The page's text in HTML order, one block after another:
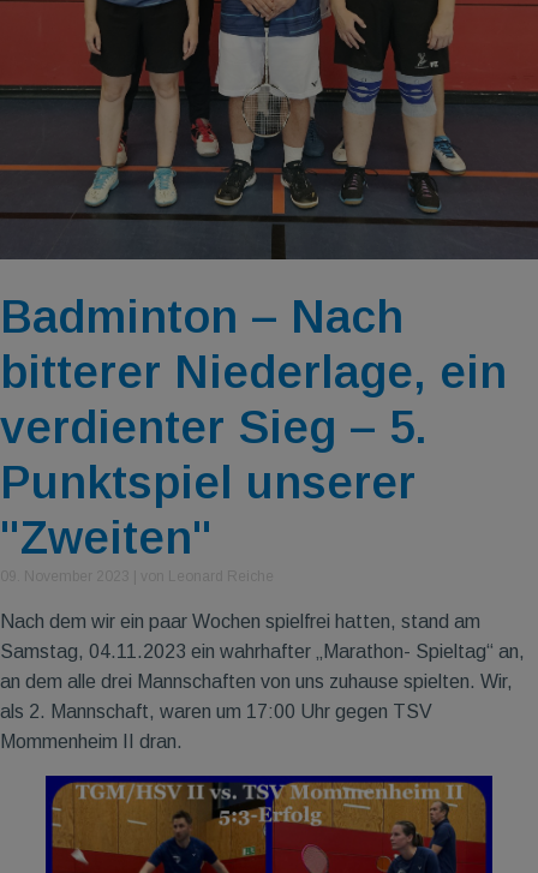
Badminton – Nach
bitterer Niederlage, ein
verdienter Sieg – 5.
Punktspiel unserer
"Zweiten"
Nach dem wir ein paar Wochen spielfrei hatten, stand am
Samstag, 04.11.2023 ein wahrhafter „Marathon- Spieltag“ an,
an dem alle drei Mannschaften von uns zuhause spielten. Wir,
als 2. Mannschaft, waren um 17:00 Uhr gegen TSV
Mommenheim II dran.